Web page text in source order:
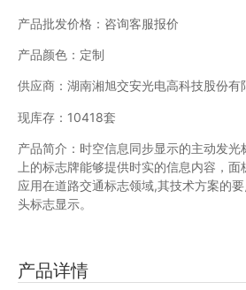
产品批发价格：咨询客服报价
产品颜色：定制
供应商：湖南湘旭交安光电高科技股份有
现库存：10418套
产品简介：时空信息同步显示的主动发光
上的标志牌能够提供时实的信息内容，
应用在道路交通标志领域,其技术方案的
头标志显示。
产品详情